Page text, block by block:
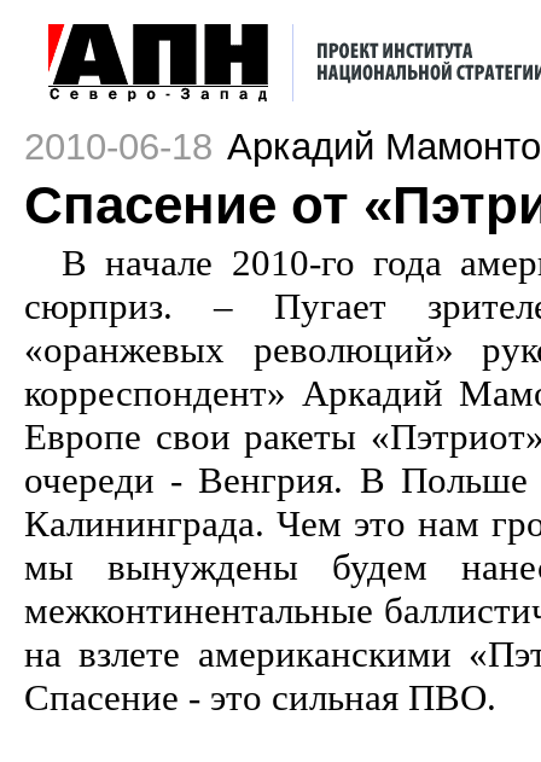
2010-06-18 Аркадий
Спасение от
В начале 2010-го года
сюрприз. – Пугает
«оранжевых революций»
корреспондент» Аркадий
Европе свои ракеты
очереди - Венгрия. В Польше
Калининграда. Чем это нам
мы вынуждены будем
межконтинентальные
на взлете американскими
Спасение - это сильная ПВО.